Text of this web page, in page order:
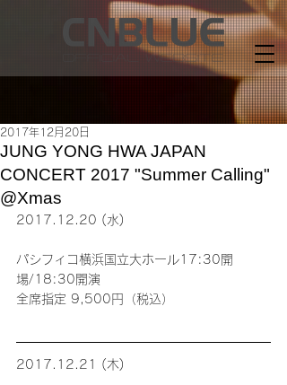
JUNG YONG HWA JAPAN
CONCERT 2017 "Summer Calling"
@Xmas
2017年12月20日
2017.12.20 (水)
パシフィコ横浜国立大ホール17:30開
場/18:30開演
全席指定 9,500円（税込）
2017.12.21 (木)